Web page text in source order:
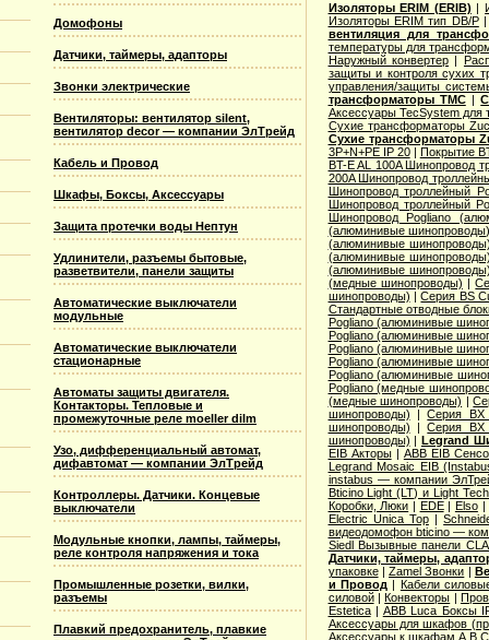
Домофоны
Датчики, таймеры, адапторы
Звонки электрические
Вентиляторы: вентилятор silent,
вентилятор decor — компании ЭлТрейд
Кабель и Провод
Шкафы, Боксы, Аксессуары
Защита протечки воды Нептун
Удлинители, разъемы бытовые,
разветвители, панели защиты
Автоматические выключатели
модульные
Автоматические выключатели
стационарные
Автоматы защиты двигателя.
Контакторы. Тепловые и
промежуточные реле moeller dilm
Узо, дифференциальный автомат,
дифавтомат — компании ЭлТрейд
Контроллеры. Датчики. Концевые
выключатели
Модульные кнопки, лампы, таймеры,
реле контроля напряжения и тока
Промышленные розетки, вилки,
разъемы
Плавкий предохранитель, плавкие
Изоляторы ERIM (ERIB) |
Изоляторы ERIM тип DB/P
вентиляция для
температуры для
Наружный конвертер |
защиты и контроля сухих
управления/защиты
трансформаторы TMC|
Аксессуары TecSystem для
Сухие трансформаторы
Сухие трансформаторы
3P+N+PE IP 20| Покрытие
BT-E AL 100A Шинопровод
200A Шинопровод
Шинопровод троллейный
Шинопровод троллейный
Шинопровод Pogliano
(алюминивые
(алюминивые
(алюминивые
(алюминивые
(медные шинопроводы) |
шинопроводы) |Серия ВS
Стандартные отводные
Pogliano (алюминивые
Pogliano (алюминивые
Pogliano (алюминивые
Pogliano (алюминивые
Pogliano (алюминивые
Pogliano (медные
(медные шинопроводы) |
шинопроводы) |Серия ВХ
шинопроводы) |Серия ВХ
шинопроводы) | Legrand
EIB Акторы| ABB EIB
Legrand Mosaic ЕIB
instabus — компании
Bticino Light (LT) и Light
Коробки, Люки | EDE| Elso|
Electric Unica Top|
видеодомофон bticino —
Siedl Вызывные панели
Датчики, таймеры,
упаковке|Zamel Звонки |
и Провод | Кабели
силовой|Конвекторы |
Estetica| ABB Luca Боксы
Аксессуары для шкафов
Аксессуары к шкафам